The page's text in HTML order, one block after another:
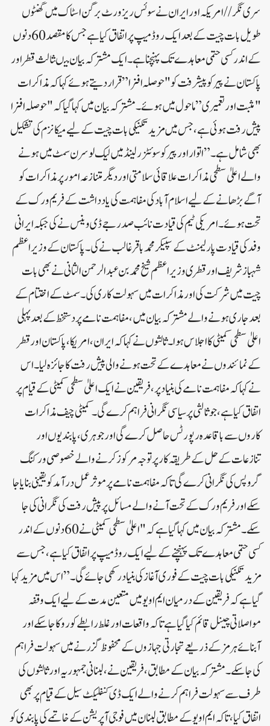
سری نگر// امریکہ اور ایران نے سوئس ریزورٹ برگن اسٹاک میں گھنٹوں
طویل بات چیت کے بعد ایک روڈ میپ پر اتفاق کیا ہے جس کا مقصد 60 دنوں
کے اندر کسی حتمی معاہدے تک پہنچنا ہے۔ایک مشترکہ بیان میںثالث قطر اور
پاکستان نے پیر کو پیشرفت کو "حوصلہ افزا” قرار دیتے ہوئے کہا کہ مذاکرات
"مثبت اور تعمیری” ماحول میں ہوئے۔مشترکہ بیان میں کہا گیا کہ "حوصلہ افزا
پیش رفت ہوئی ہے، جس میں مزید تکنیکی بات چیت کے لیے میکانزم کی تشکیل
بھی شامل ہے۔”اتوار اور پیر کو سوئٹزرلینڈ میں لیک لوسرن سمٹ میں ہونے
والے اعلیٰ سطحی مذاکرات علاقائی سلامتی اور دیگر متنازعہ امور پر مذاکرات کو
آگے بڑھانے کے لیے اسلام آباد کی مفاہمت کی یادداشت کے فریم ورک کے
تحت ہوئے۔امریکی ٹیم کی قیادت نائب صدر جے ڈی وینس نے کی جبکہ ایرانی
وفد کی قیادت پارلیمنٹ کے سپیکر محمد باقر غالب نے کی۔پاکستان کے وزیر اعظم
شہباز شریف اور قطری وزیر اعظم شیخ محمد بن عبدالرحمن الثانی نے بھی بات
چیت میں شرکت کی اور مذاکرات میں سہولت کاری کی۔سمٹ کے اختتام کے
بعد جاری ہونے والے مشترکہ بیان میں، مفاہمت نامے پر دستخط کے بعد پہلی
اعلیٰ سطحی کمیٹی کا اجلاس ہوا۔ ثالثوں نے کہا کہ ایران، امریکا، پاکستان اور قطر
کے نمائندوں نے معاہدے کے تحت ہونے والی پیش رفت کا جائزہ لیا۔اس
نے کہا کہ مفاہمت نامے کی بنیاد پر، فریقین نے ایک اعلیٰ سطحی کمیٹی کے قیام پر
اتفاق کیا ہے، جو ثالثی پر سیاسی نگرانی فراہم کرے گی۔کمیٹی چیف مذاکرات
کاروں سے باقاعدہ رپورٹس حاصل کرے گی اور جوہری، پابندیوں اور
تنازعات کے حل کے طریقہ کار پر توجہ مرکوز کرنے والے خصوصی ورکنگ
گروپس کی نگرانی کرے گی تاکہ مفاہمت نامے پر موثر عمل درآمد کو یقینی بنایا جا
سکے اور فریم ورک کے تحت آنے والے مسائل پر پیش رفت کی نگرانی کی جا
سکے۔مشترکہ بیان میں کہا گیا ہے کہ "اعلیٰ سطحی کمیٹی نے 60 دنوں کے اندر
کسی حتمی معاہدے تک پہنچنے کے لیے ایک روڈ میپ پر اتفاق کیا ہے، جس سے
مزید تکنیکی بات چیت کے فوری آغاز کی بنیاد رکھی جائے گی۔”اس میں مزید کہا
گیا ہے کہ فریقین کے درمیان ایم او یو میں متعین مدت کے لیے ایک وقفہ
مواصلاتی چینل قائم کیا گیا ہے تاکہ واقعات اور غلط رابطے کو روکا جا سکے اور
آبنائے ہرمز کے ذریعے تجارتی جہازوں کے محفوظ گزرنے میں سہولت فراہم
کی جا سکے۔مشترکہ بیان کے مطابق، فریقین نے، لبنانی جمہوریہ اور ثالثوں کی
طرف سے سہولت فراہم کرنے والے ایک ڈی کنفلیکٹ سیل کے قیام پر بھی
اتفاق کیا، تاکہ ایم او یو کے مطابق لبنان میں فوجی آپریشن کے خاتمے کی پابندی کو